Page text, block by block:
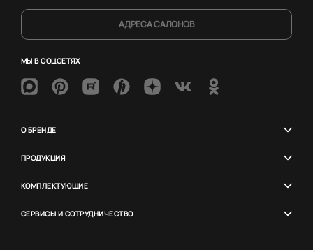
АДРЕСА САЛОНОВ
МЫ В СОЦСЕТЯХ
О БРЕНДЕ
ПРОДУКЦИЯ
КОМПЛЕКТУЮЩИЕ
СЕРВИСЫ И СОТРУДНИЧЕСТВО